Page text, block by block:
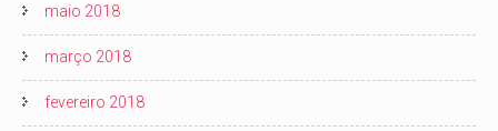
maio 2018
março 2018
fevereiro 2018